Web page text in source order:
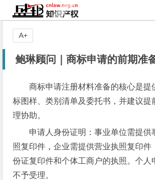
鲍琳顾问｜商标申请的前期准
商标申请注册材料准备的核心是提
标图样、类别清单及委托书，并建议提
理协助。
申请人身份证明：事业单位需提供
照复印件，企业需提供营业执照复印件
份证复印件和个体工商户的执照。个人
不予受理。
A+